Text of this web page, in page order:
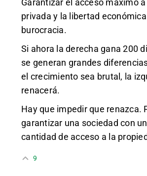
privada y la libertad
burocracia.
Si ahora la derecha gana 200
se generan grandes
el crecimiento sea brutal, la
renacerá.
Hay que impedir que renazca.
garantizar una sociedad con
cantidad de acceso a la
9